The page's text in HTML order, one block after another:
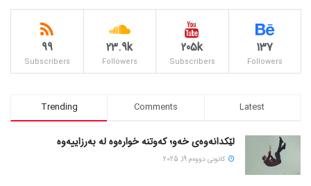
137
Followers
205k
Subscribers
23.9k
Followers
99
Subscribers
Trending Comments Latest
لێکدانەوەی خەو؛ کەوتنە خوارەوە لە بەرزاییەوە
كانونی دووه‌م 19, 2025